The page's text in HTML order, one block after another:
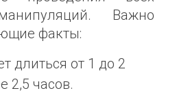
Важно
факты:
длиться от 1 до 2
2,5 часов.